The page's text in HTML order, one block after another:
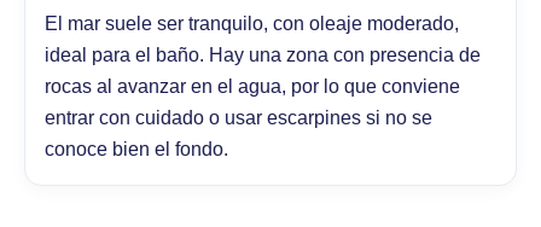
El mar suele ser tranquilo, con oleaje moderado,
ideal para el baño. Hay una zona con presencia de
rocas al avanzar en el agua, por lo que conviene
entrar con cuidado o usar escarpines si no se
conoce bien el fondo.